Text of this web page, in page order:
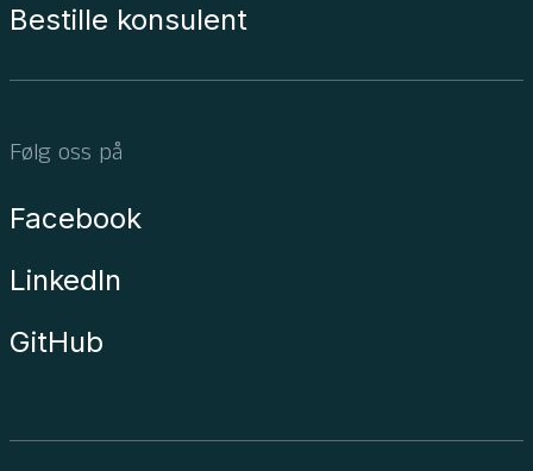
Bestille konsulent
Følg oss på
Facebook
LinkedIn
GitHub